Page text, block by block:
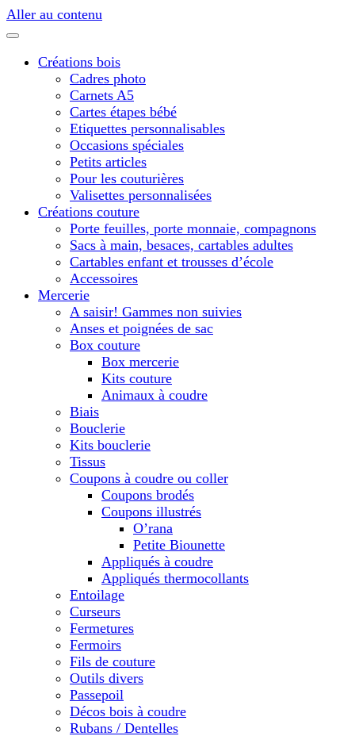
Aller au contenu
Créations bois
Cadres photo
Carnets A5
Cartes étapes bébé
Etiquettes personnalisables
Occasions spéciales
Petits articles
Pour les couturières
Valisettes personnalisées
Créations couture
Porte feuilles, porte monnaie, compagnons
Sacs à main, besaces, cartables adultes
Cartables enfant et trousses d’école
Accessoires
Mercerie
A saisir! Gammes non suivies
Anses et poignées de sac
Box couture
Box mercerie
Kits couture
Animaux à coudre
Biais
Bouclerie
Kits bouclerie
Tissus
Coupons à coudre ou coller
Coupons brodés
Coupons illustrés
O’rana
Petite Biounette
Appliqués à coudre
Appliqués thermocollants
Entoilage
Curseurs
Fermetures
Fermoirs
Fils de couture
Outils divers
Passepoil
Décos bois à coudre
Rubans / Dentelles